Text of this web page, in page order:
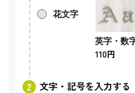
花文字
英字・数
110円
文字・記号を入力する